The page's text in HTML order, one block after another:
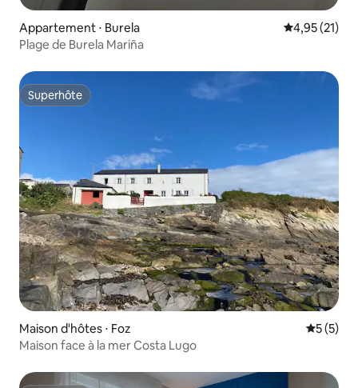
Appartement ⋅ Burela Évaluation
4,95 (21)
Plage de Burela Mariña
Superhôte
Superhôte
Maison d'hôtes ⋅ Foz
5 (5)
Maison face à la mer Costa Lugo